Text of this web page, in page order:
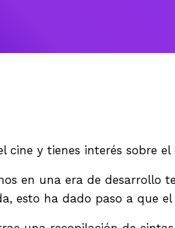
cine y tienes interés sobre
en una era de desarrollo
esto ha dado paso a que